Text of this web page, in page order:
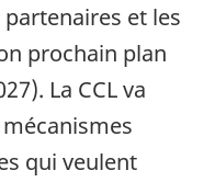
et les
prochain plan
La CCL va
qui veulent